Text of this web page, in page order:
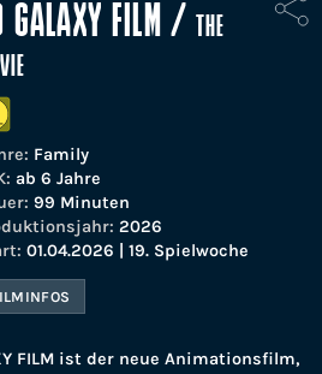
GALAXY FILM /THE
Family
ab 6 Jahre
99 Minuten
2026
01.04.2026 | 19. Spielwoche
FILM ist der neue Animationsfilm,